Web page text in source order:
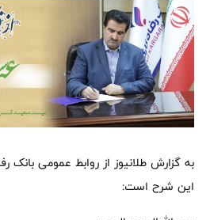
به گزارش طلانیوز از روابط عمومی بانک
این شرح است: